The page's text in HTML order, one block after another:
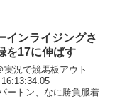
インライジングさ
17に伸ばす
実況で競馬板アウト
ートン、なに勝負服着て